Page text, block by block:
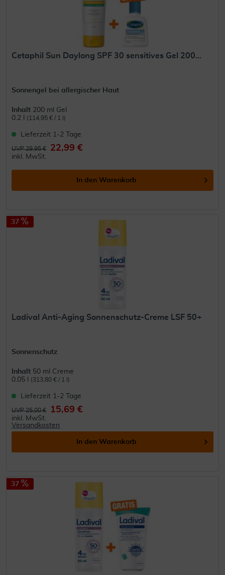
Cetaphil Sun Daylong SPF 30 sensitives Gel 200...
Sonnengel bei allergischer Haut
Inhalt 200 ml Gel
0.2 l
(114,95 € / 1 l)
Lieferzeit 1-2 Tage
UVP 29,95 € 22,99 €
inkl. MwSt.
In den Warenkorb
37
Ladival Anti-Aging Sonnenschutz-Creme LSF 50+
Sonnenschutz
Inhalt 50 ml Creme
0.05 l
(313,80 € / 1 l)
Lieferzeit 1-2 Tage
UVP 25,00 € 15,69 €
inkl. MwSt.
Versandkosten
In den Warenkorb
37